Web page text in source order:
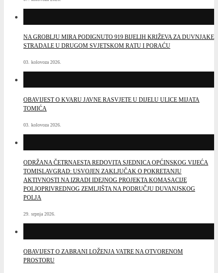
NA GROBLJU MIRA PODIGNUTO 919 BIJELIH KRIŽEVA ZA DUVNJAKE
STRADALE U DRUGOM SVJETSKOM RATU I PORAĆU
03. kolovoza 2026.
OBAVIJEST O KVARU JAVNE RASVJETE U DIJELU ULICE MIJATA
TOMIĆA
03. kolovoza 2026.
ODRŽANA ČETRNAESTA REDOVITA SJEDNICA OPĆINSKOG VIJEĆA
TOMISLAVGRAD: USVOJEN ZAKLJUČAK O POKRETANJU
AKTIVNOSTI NA IZRADI IDEJNOG PROJEKTA KOMASACIJE
POLJOPRIVREDNOG ZEMLJIŠTA NA PODRUČJU DUVANJSKOG
POLJA
29. srpnja 2026.
OBAVIJEST O ZABRANI LOŽENJA VATRE NA OTVORENOM
PROSTORU